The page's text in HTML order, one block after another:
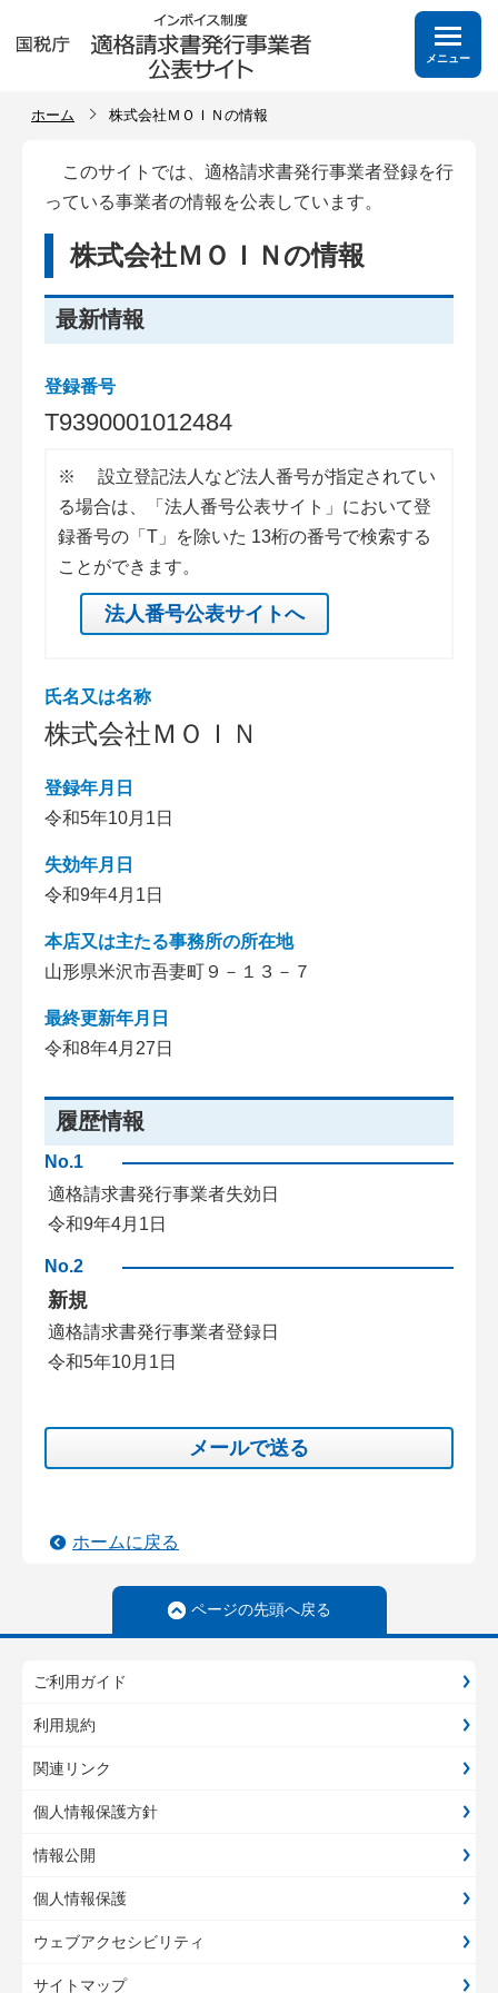
メニュー
ホーム 株式会社ＭＯＩＮの情報
このサイトでは、適格請求書発行事業者登録を行
っている事業者の情報を公表しています。
株式会社ＭＯＩＮの情報
最新情報
登録番号
T9390001012484
※
設立登記法人など法人番号が指定されてい
る場合は、「法人番号公表サイト」において登
録番号の「T」を除いた 13桁の番号で検索する
ことができます。
法人番号公表サイトへ
氏名又は名称
株式会社ＭＯＩＮ
登録年月日
令和5年10月1日
失効年月日
令和9年4月1日
本店又は主たる事務所の所在地
山形県米沢市吾妻町９－１３－７
最終更新年月日
令和8年4月27日
履歴情報
No.1
適格請求書発行事業者失効日
令和9年4月1日
No.2
新規
適格請求書発行事業者登録日
令和5年10月1日
メールで送る
ホームに戻る
ページの先頭へ戻る
ご利用ガイド
利用規約
関連リンク
個人情報保護方針
情報公開
個人情報保護
ウェブアクセシビリティ
サイトマップ